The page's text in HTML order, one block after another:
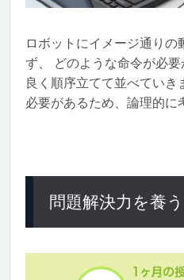
ロボットにイメージ通りの
ず、 どのような命令が必
良く順序立てて並べていき
必要があるため、論理的に
問題解決力を養